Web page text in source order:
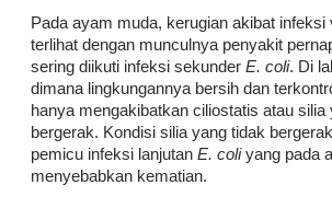
Pada ayam muda, kerugian akibat infeksi
terlihat dengan munculnya penyakit
sering diikuti infeksi sekunder E. coli. Di
dimana lingkungannya bersih dan
hanya mengakibatkan ciliostatis atau silia
bergerak. Kondisi silia yang tidak
pemicu infeksi lanjutan E. coliyang pada
menyebabkan kematian.